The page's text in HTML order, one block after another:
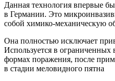
Данная технология впервые
в Германии. Это
собой химико-механическую
Она полностью исключает
Используется в ограниченных
формах поражения, после
в стадии меловидного пятна